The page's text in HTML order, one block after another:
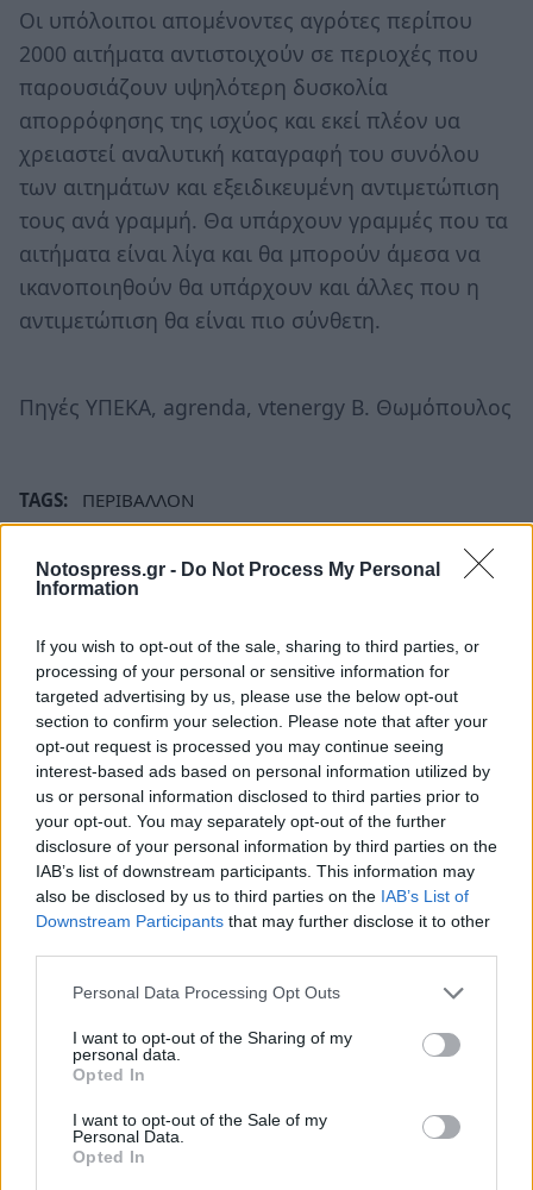
Notospress.gr - Do Not Process My Personal
Information
If you wish to opt-out of the sale, sharing to third parties, or
processing of your personal or sensitive information for
targeted advertising by us, please use the below opt-out
section to confirm your selection. Please note that after your
opt-out request is processed you may continue seeing
interest-based ads based on personal information utilized by
us or personal information disclosed to third parties prior to
your opt-out. You may separately opt-out of the further
disclosure of your personal information by third parties on the
IAB’s list of downstream participants. This information may
also be disclosed by us to third parties on the IAB’s List of
Downstream Participants that may further disclose it to other
Personal Data Processing Opt Outs
I want to opt-out of the Sharing of my
personal data.
Opted In
I want to opt-out of the Sale of my
Personal Data.
Opted In
Οι υπόλοιποι απομένοντες αγρότες περίπου
2000 αιτήματα αντιστοιχούν σε περιοχές που
παρουσιάζουν υψηλότερη δυσκολία
απορρόφησης της ισχύος και εκεί πλέον υα
χρειαστεί αναλυτική καταγραφή του συνόλου
των αιτημάτων και εξειδικευμένη αντιμετώπιση
τους ανά γραμμή. Θα υπάρχουν γραμμές που τα
αιτήματα είναι λίγα και θα μπορούν άμεσα να
ικανοποιηθούν θα υπάρχουν και άλλες που η
αντιμετώπιση θα είναι πιο σύνθετη.
Πηγές ΥΠΕΚΑ, agrenda, vtenergy Β. Θωμόπουλος
TAGS: ΠΕΡΙΒΑΛΛΟΝ